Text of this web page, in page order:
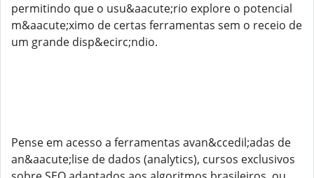
permitindo que o usu&aacute;rio explore o potencial
m&aacute;ximo de certas ferramentas sem o receio de
um grande disp&ecirc;ndio.
Pense em acesso a ferramentas avan&ccedil;adas de
an&aacute;lise de dados (analytics), cursos exclusivos